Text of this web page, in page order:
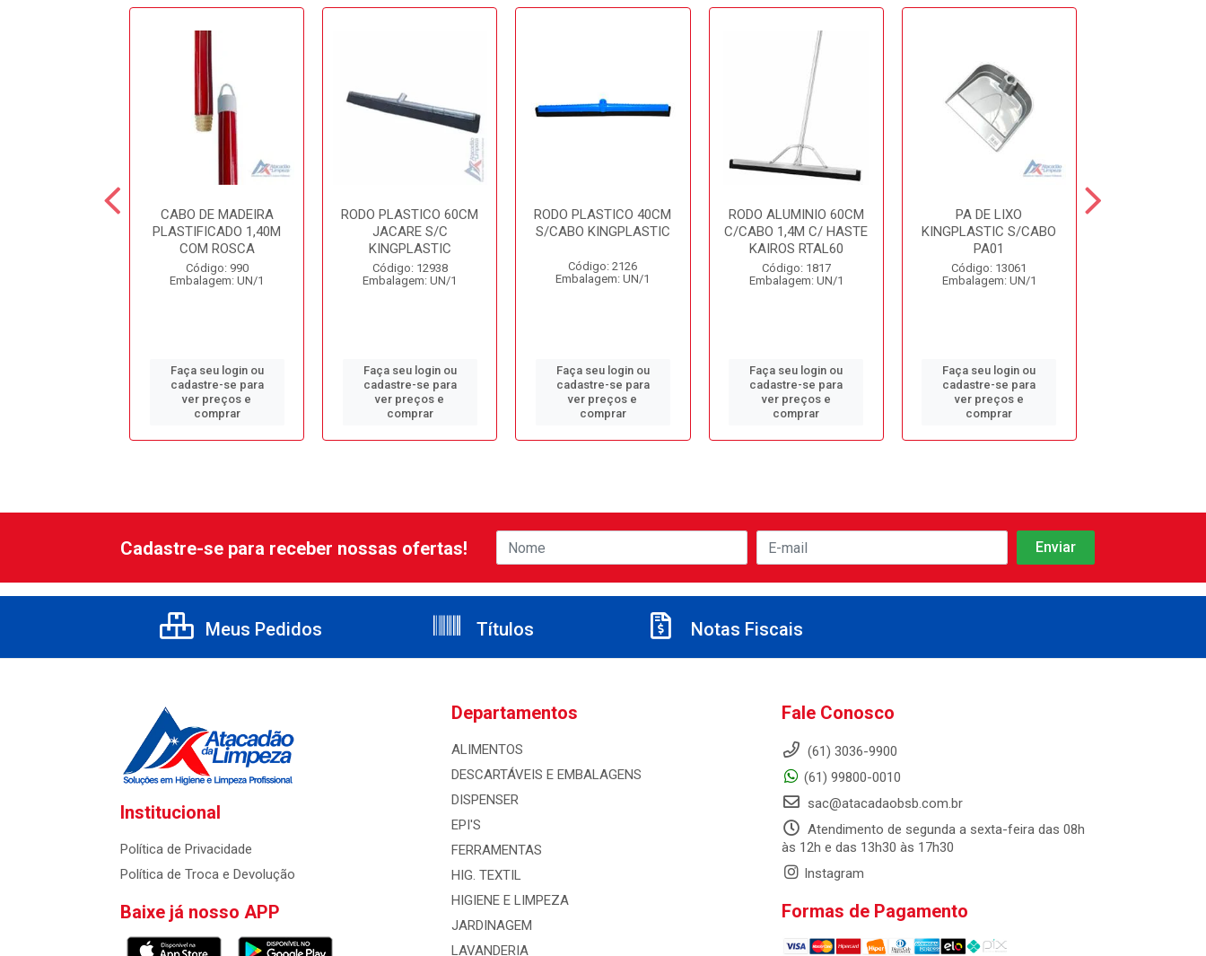
CABO DE MADEIRA
PLASTIFICADO 1,40M
COM ROSCA
Código: 990
Embalagem: UN/1
Faça seu login ou
cadastre-se para
ver preços e
comprar
RODO PLASTICO 60CM
JACARE S/C
KINGPLASTIC
Código: 12938
Embalagem: UN/1
Faça seu login ou
cadastre-se para
ver preços e
comprar
RODO PLASTICO 40CM
S/CABO KINGPLASTIC
Código: 2126
Embalagem: UN/1
Faça seu login ou
cadastre-se para
ver preços e
comprar
RODO ALUMINIO 60CM
C/CABO 1,4M C/ HASTE
KAIROS RTAL60
Código: 1817
Embalagem: UN/1
Faça seu login ou
cadastre-se para
ver preços e
comprar
PA DE LIXO
KINGPLASTIC S/CABO
PA01
Código: 13061
Embalagem: UN/1
Faça seu login ou
cadastre-se para
ver preços e
comprar
Cadastre-se para receber nossas ofertas!
Meus Pedidos Títulos Notas Fiscais
Institucional
Política de Privacidade
Política de Troca e Devolução
Baixe já nosso APP
Departamentos
ALIMENTOS
DESCARTÁVEIS E EMBALAGENS
DISPENSER
EPI'S
FERRAMENTAS
HIG. TEXTIL
HIGIENE E LIMPEZA
JARDINAGEM
LAVANDERIA
Fale Conosco
(61) 3036-9900
(61) 99800-0010
sac@atacadaobsb.com.br
Atendimento de segunda a sexta-feira das 08h
às 12h e das 13h30 às 17h30
Instagram
Formas de Pagamento